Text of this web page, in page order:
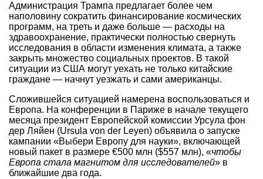
Администрация Трампа предлагает более чем
наполовину сократить финансирование космических
программ, на треть и даже больше — расходы на
здравоохранение, практически полностью свернуть
исследования в области изменения климата, а также
закрыть множество социальных проектов. В такой
ситуации из США могут уехать не только китайские
граждане — начнут уезжать и сами американцы.
Сложившейся ситуацией намерена воспользоваться и
Европа. На конференции в Париже в начале текущего
месяца президент Европейской комиссии Урсула фон
дер Ляйен (Ursula von der Leyen) объявила о запуске
кампании «Выбери Европу для науки», включающей
новый пакет в размере €500 млн ($557 млн), «чтобы
Европа стала магнитом для исследователей» в
ближайшие два года.